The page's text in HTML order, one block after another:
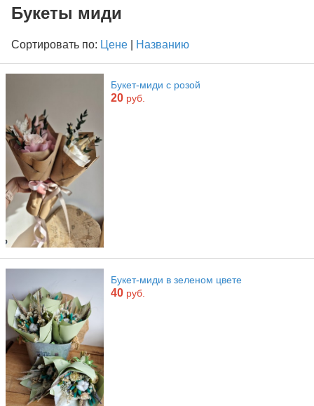
Букеты миди
Сортировать по: Цене Названию
Букет-миди с розой
20 руб.
Букет-миди в зеленом цвете
40 руб.